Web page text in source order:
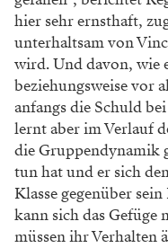
hier sehr ernsthaft,
unterhaltsam von
wird. Und davon, wie
beziehungsweise vor
anfangs die Schuld
lernt aber im Verlauf
die Gruppendynamik
tun hat und er sich
Klasse gegenüber
kann sich das Gefüge
müssen ihr Verhalten